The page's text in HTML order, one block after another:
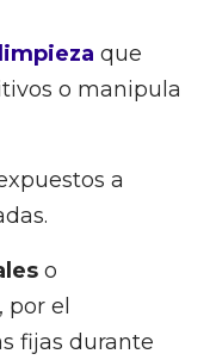
limpieza que
o manipula
a
o
el
fijas durante